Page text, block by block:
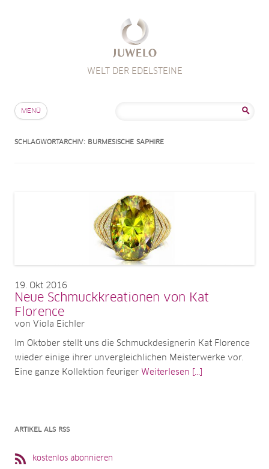
WELT DER EDELSTEINE
MENÜ
SCHLAGWORTARCHIV: BURMESISCHE SAPHIRE
19 Okt 2016
Neue Schmuckkreationen von Kat
Florence
von Viola Eichler
Im Oktober stellt uns die Schmuckdesignerin Kat Florence
wieder einige ihrer unvergleichlichen Meisterwerke vor.
Eine ganze Kollektion feuriger Weiterlesen [...]
ARTIKEL ALS RSS
kostenlos abonnieren